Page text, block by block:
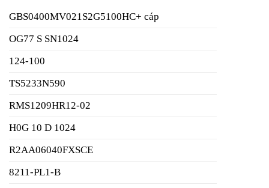
GBS0400MV021S2G5100HC+ cáp
OG77 S SN1024
124-100
TS5233N590
RMS1209HR12-02
H0G 10 D 1024
R2AA06040FXSCE
8211-PL1-B